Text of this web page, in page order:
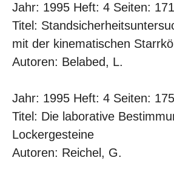
Jahr: 1995 Heft: 4 Seiten:
Titel:
mit der kinematischen
Autoren: Belabed, L.
Jahr: 1995 Heft: 4 Seiten:
Titel: Die laborative
Lockergesteine
Autoren: Reichel, G.